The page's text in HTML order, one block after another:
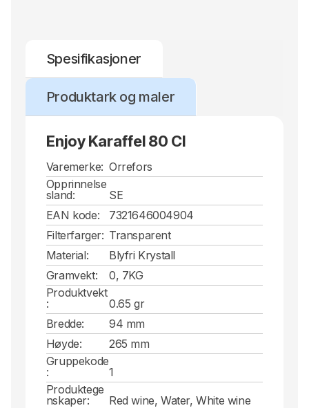
Spesifikasjoner
Produktark og maler
Enjoy Karaffel 80 Cl
Varemerke: Orrefors
Opprinnelse
sland:
SE
EAN kode:
7321646004904
Filterfarger: Transparent
Material:
Blyfri Krystall
Gramvekt:
0, 7KG
Produktvekt
:
0.65 gr
Bredde:
94 mm
Høyde:
265 mm
Gruppekode
:
1
Produktege
nskaper:
Red wine, Water, White wine